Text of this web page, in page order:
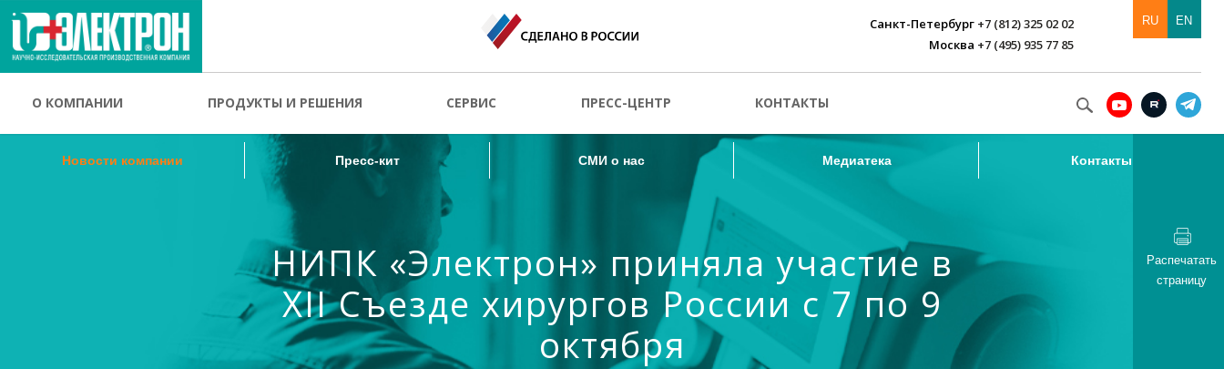
Санкт-Петербург +7 (812) 325 02 02
Москва +7 (495) 935 77 85
RU EN
О КОМПАНИИ ПРОДУКТЫ И РЕШЕНИЯ СЕРВИС ПРЕСС-ЦЕНТР КОНТАКТЫ
Новости компании Пресс-кит СМИ о нас Медиатека Контакты
Новости компании Пресс-кит СМИ о нас Медиатека Контакты
НИПК «Электрон» приняла участие в
XII Съезде хирургов России с 7 по 9
октября
Распечатать
страницу